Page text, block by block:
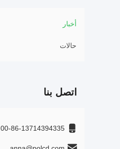
أخبار
حالات
اتصل بنا
00-86-13714394335